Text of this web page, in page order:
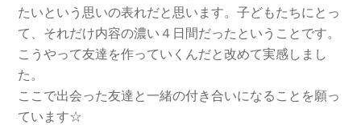
たいという思いの表れだと思います。子どもたちにとっ
て、それだけ内容の濃い４日間だったということです。
こうやって友達を作っていくんだと改めて実感しまし
た。
ここで出会った友達と一緒の付き合いになることを願っ
ています☆